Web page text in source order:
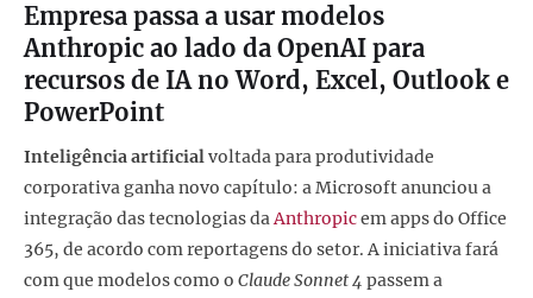
Empresa passa a usar modelos
Anthropic ao lado da OpenAI para
recursos de IA no Word, Excel, Outlook e
PowerPoint
Inteligência artificialvoltada para produtividade
corporativa ganha novo capítulo: a Microsoft anunciou a
integração das tecnologias daAnthropicem apps do Office
365, de acordo com reportagens do setor. A iniciativa fará
com que modelos como o Claude Sonnet 4 passem a